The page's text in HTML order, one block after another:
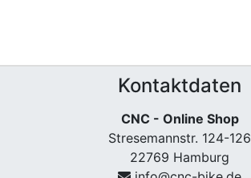
Kontaktdaten
CNC - Online Shop
Stresemannstr. 124-126
22769 Hamburg